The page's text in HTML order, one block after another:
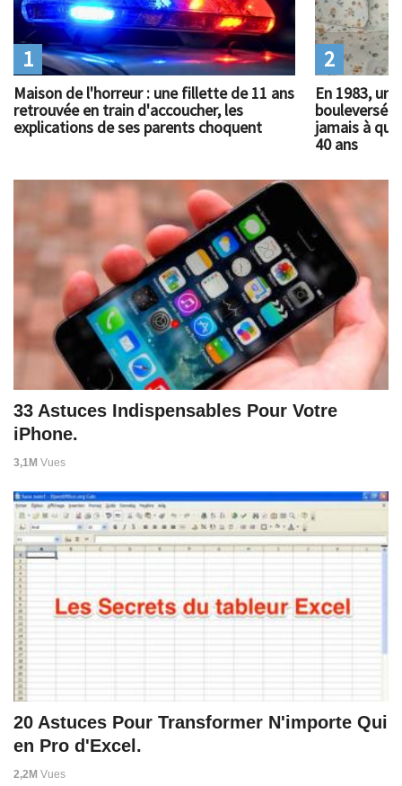
Maison de l'horreur : une fillette de 11 ans
retrouvée en train d'accoucher, les
explications de ses parents choquent
1
En 1983, un
bouleversé
jamais à
40 ans
2
33 Astuces Indispensables Pour Votre
iPhone.
3,1M Vues
20 Astuces Pour Transformer N'importe Qui
en Pro d'Excel.
2,2M Vues